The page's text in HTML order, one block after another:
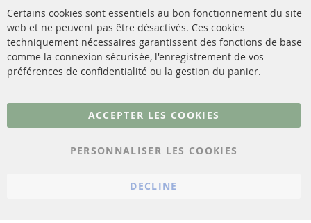
Catalyseur (CAT)
Capteurs
Matériel de montage
livraison
Contact
Résilier le contrat
Plus de liens
Conditions générales
Certains cookies sont essentiels au bon fonctionnement du site
web et ne peuvent pas être désactivés. Ces cookies
techniquement nécessaires garantissent des fonctions de base
comme la connexion sécurisée, l'enregistrement de vos
préférences de confidentialité ou la gestion du panier.
ACCEPTER LES COOKIES
PERSONNALISER LES COOKIES
DECLINE